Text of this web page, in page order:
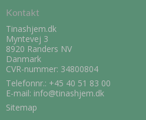
Kontakt
Tinashjem.dk
Myntevej 3
8920 Randers NV
Danmark
CVR-nummer: 34800804
Telefonnr.: +45 40 51 83 00
E-mail: info@tinashjem.dk
Sitemap